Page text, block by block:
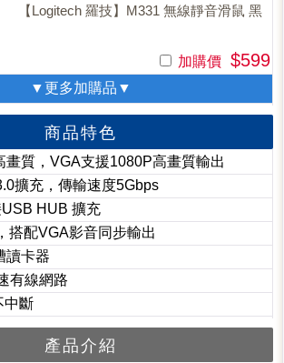
【Logitech 羅技】M331 無線靜音滑鼠 黑
加購價 $599
▼更多加購品▼
商品特色
畫質，VGA支援1080P高畫質輸出
擴充，傳輸速度5Gbps
HUB 擴充
搭配VGA影音同步輸出
讀卡器
有線網路
中斷
產品介紹